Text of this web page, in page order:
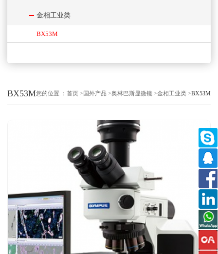
金相工业类
BX53M
BX53M您的位置 ： 首页 >国外产品 >奥林巴斯显微镜 >金相工业类 >BX53M